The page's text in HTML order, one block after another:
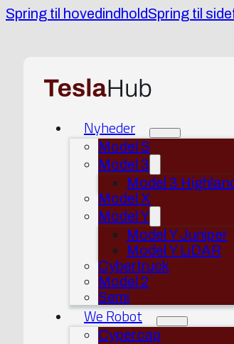
Spring til hovedindholdSpring til
Nyheder
Model S
Model 3
Model 3
Model X
Model Y
Model Y Juniper
Model Y LiDAR
Cybertruck
Model 2
Semi
We Robot
Cypercap